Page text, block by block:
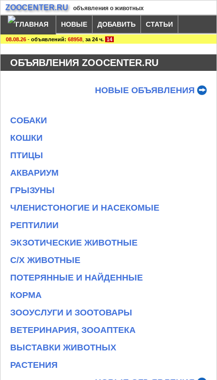
ZOOCENTER.RU объявления о животных
НОВЫЕ ДОБАВИТЬ СТАТЬИ
08.08.26 - объявлений: 68958 за 24 ч. 14
ОБЪЯВЛЕНИЯ ZOOCENTER.RU
НОВЫЕ ОБЪЯВЛЕНИЯ
СОБАКИ
КОШКИ
ПТИЦЫ
АКВАРИУМ
ГРЫЗУНЫ
ЧЛЕНИСТОНОГИЕ И НАСЕКОМЫЕ
РЕПТИЛИИ
ЭКЗОТИЧЕСКИЕ ЖИВОТНЫЕ
С/Х ЖИВОТНЫЕ
ПОТЕРЯННЫЕ И НАЙДЕННЫЕ
КОРМА
ЗООУСЛУГИ И ЗООТОВАРЫ
ВЕТЕРИНАРИЯ, ЗООАПТЕКА
ВЫСТАВКИ ЖИВОТНЫХ
РАСТЕНИЯ